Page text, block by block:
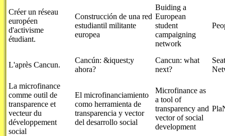
Créer un réseau
européen
d'activisme
étudiant.
Construcción de una red
estudiantil militante
europea
Buiding a
European
student
campaigning
network
L'après Cancun.
Cancún: &iquest;y
ahora?
Cancun: what
next?
La microfinance
comme outil de
transparence et
vecteur du
développement
social
El microfinanciamiento
como herramienta de
transparencia y vector
del desarrollo social
Microfinance as
a tool of
transparency and
vector of social
development